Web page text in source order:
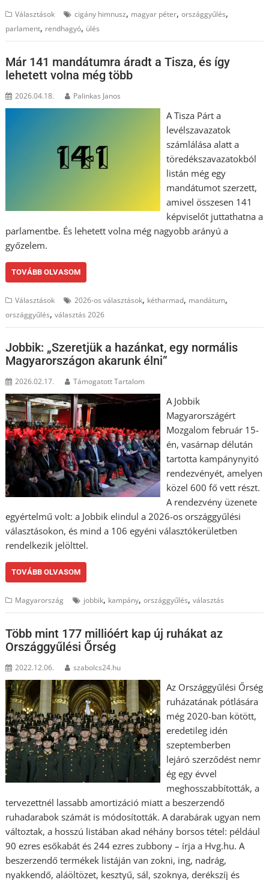
Választások cigány himnusz, magyar péter,országgyűlés,
parlament, rendhagyó, ülés
Már 141 mandátumra áradt a Tisza, és így
lehetett volna még több
2026.04.18. Palinkas Janos
A Tisza Párt a
levélszavazatok
számlálása alatt a
töredékszavazatokból
listán még egy
mandátumot szerzett,
amivel összesen 141
képviselőt juttathatna a
parlamentbe. És lehetett volna még nagyobb arányú a
győzelem.
TOVÁBB OLVASOM
Választások 2026-os választások, kétharmad, mandátum,
országgyűlés,választás 2026
Jobbik: „Szeretjük a hazánkat, egy normális
Magyarországon akarunk élni”
2026.02.17. Támogatott Tartalom
A Jobbik
Magyarországért
Mozgalom február 15-
én, vasárnap délután
tartotta kampánynyitó
rendezvényét, amelyen
közel 600 fő vett részt.
A rendezvény üzenete
egyértelmű volt: a Jobbik elindul a 2026-os országgyűlési
választásokon, és mind a 106 egyéni választókerületben
rendelkezik jelölttel.
TOVÁBB OLVASOM
Magyarország jobbik, kampány,országgyűlés,választás
Több mint 177 millióért kap új ruhákat az
Országgyűlési Őrség
2022.12.06. szabolcs24.hu
Az Országgyűlési Őrség
ruházatának pótlására
még 2020-ban kötött,
eredetileg idén
szeptemberben
lejáró szerződést nemr
ég egy évvel
meghosszabbították, a
tervezettnél lassabb amortizáció miatt a beszerzendő
ruhadarabok számát is módosították. A darabárak ugyan nem
változtak, a hosszú listában akad néhány borsos tétel: például
90 ezres esőkabát és 244 ezres zubbony – írja a Hvg.hu. A
beszerzendő termékek listáján van zokni, ing, nadrág,
nyakkendő, aláöltözet, kesztyű, sál, szoknya, derékszíj és